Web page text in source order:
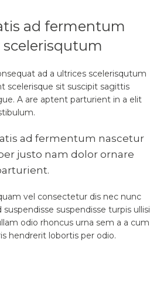
ad fermentum
scelerisqutum
ad a ultrices scelerisqutum
scelerisque sit suscipit sagittis
A are aptent parturient in a elit
ad fermentum nascetur
justo nam dolor ornare
vel consectetur dis nec nunc
suspendisse turpis ullisi
odio rhoncus urna sem a a cum
hendrerit lobortis per odio.